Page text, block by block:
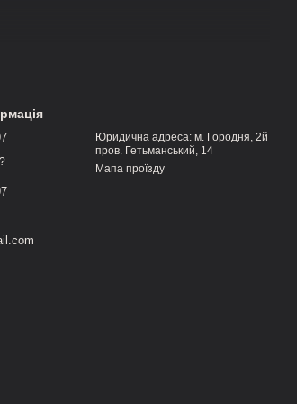
— личинка».
фазами часто ускладнює природне
того, щоб підтримати організм на
лікарських трав і пророщених зерен,
організму активувати власні
Юридична адреса: м. Городня, 2й
пров. Гетьманський, 14
Мапа проїзду